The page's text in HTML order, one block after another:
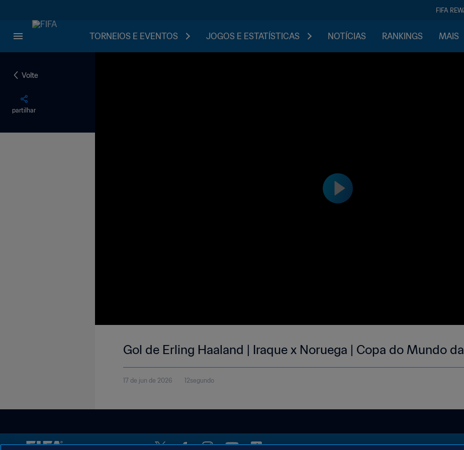
FIFA
TORNEIOS E EVENTOS JOGOS E ESTATÍSTICAS NOTÍCIAS RANKINGS MAIS
Volte
partilhar
Gol de Erling Haaland | Iraque x Noruega | Copa do Mundo
17 de jun de 2026 12segundo